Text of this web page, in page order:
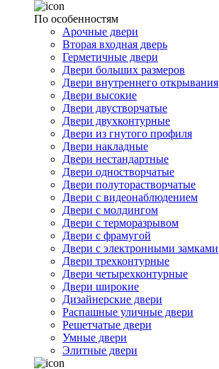
По особенностям
Арочные двери
Вторая входная дверь
Герметичные двери
Двери больших размеров
Двери внутреннего открывания
Двери высокие
Двери двустворчатые
Двери двухконтурные
Двери из гнутого профиля
Двери накладные
Двери нестандартные
Двери одностворчатые
Двери полуторастворчатые
Двери с видеонаблюдением
Двери с молдингом
Двери с терморазрывом
Двери с фрамугой
Двери с электронными замками
Двери трехконтурные
Двери четырехконтурные
Двери широкие
Дизайнерские двери
Распашные уличные двери
Решетчатые двери
Умные двери
Элитные двери